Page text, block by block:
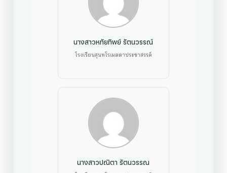
นางสาวหทัยทิพย์ รัตนวรรณ์
โรงเรียนสุนทโรเมตตาประชาสรรค์
นางสาวปณิตา รัตนวรรณ